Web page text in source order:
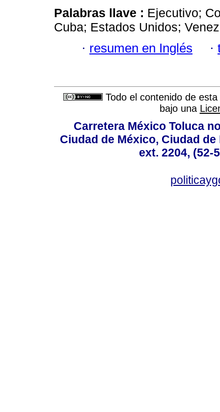
Palabras llave : Ejecutivo;
Cuba; Estados Unidos;
· resumen en Inglés ·
Todo el contenido de
bajo una
Carretera México Toluca
Ciudad de México, Ciudad de
ext. 2204, (52-